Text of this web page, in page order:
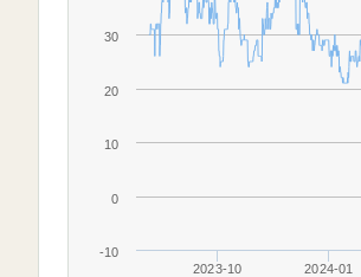
2023-10 2024-01
-10
0
10
20
30